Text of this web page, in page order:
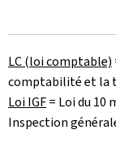
LC (loi comptable)
comptabilité et la
Loi IGF= Loi du 10
Inspection